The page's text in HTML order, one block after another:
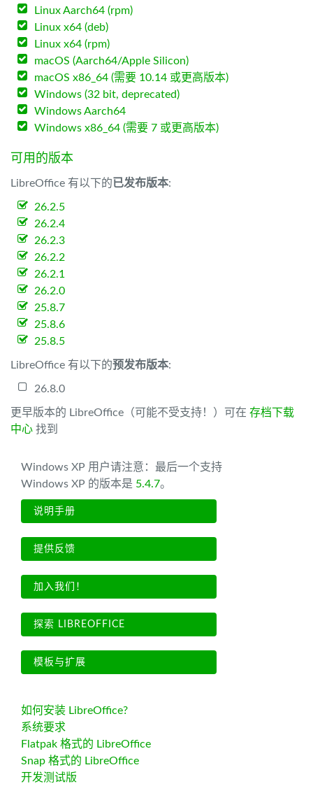
Linux Aarch64 (rpm)
Linux x64 (deb)
Linux x64 (rpm)
macOS (Aarch64/Apple Silicon)
macOS x86_64 (需要 10.14 或更高版本)
Windows (32 bit, deprecated)
Windows Aarch64
Windows x86_64 (需要 7 或更高版本)
可用的版本
LibreOffice 有以下的已发布版本:
26.2.5
26.2.4
26.2.3
26.2.2
26.2.1
26.2.0
25.8.7
25.8.6
25.8.5
LibreOffice 有以下的预发布版本:
26.8.0
更早版本的 LibreOffice（可能不受支持！）可在 存档下载
中心 找到
Windows XP 用户请注意：最后一个支持
Windows XP 的版本是 5.4.7。
说明手册
提供反馈
加入我们！
探索 LIBREOFFICE
模板与扩展
如何安装 LibreOffice?
系统要求
Flatpak 格式的 LibreOffice
Snap 格式的 LibreOffice
开发测试版